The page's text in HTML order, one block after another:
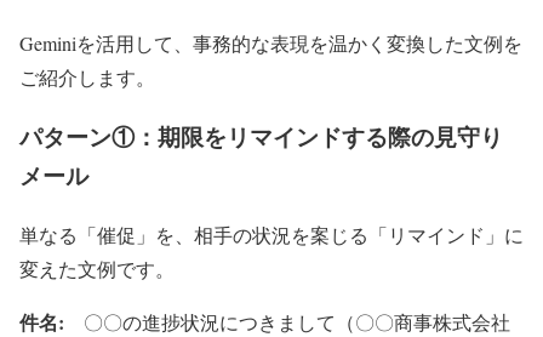
Geminiを活用して、事務的な表現を温かく変換した文例を
ご紹介します。
パターン①：期限をリマインドする際の見守り
メール
単なる「催促」を、相手の状況を案じる「リマインド」に
変えた文例です。
件名: 〇〇の進捗状況につきまして（〇〇商事株式会社